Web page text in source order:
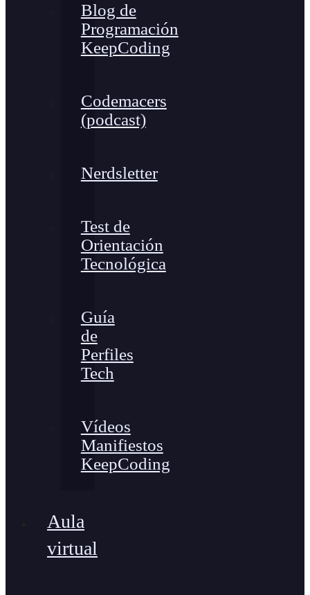
Blog de
Programación
KeepCoding
Codemacers
(podcast)
Nerdsletter
Test de
Orientación
Tecnológica
Guía
de
Perfiles
Tech
Vídeos
Manifiestos
KeepCoding
Aula
virtual